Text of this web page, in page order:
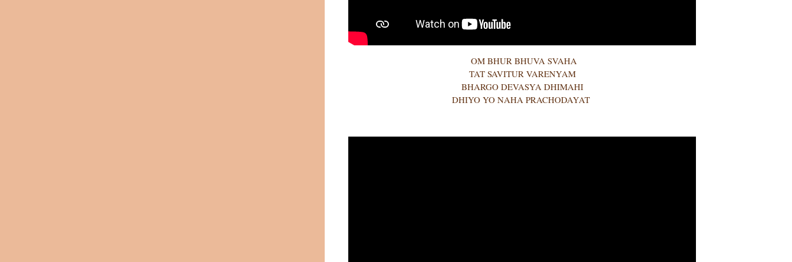
OM BHUR BHUVA SVAHA
TAT SAVITUR VARENYAM
BHARGO DEVASYA DHIMAHI
DHIYO YO NAHA PRACHODAYAT